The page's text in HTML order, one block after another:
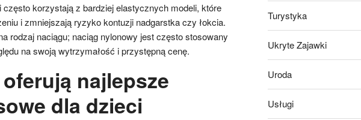
często korzystają z bardziej elastycznych modeli, które
i zmniejszają ryzyko kontuzji nadgarstka czy łokcia.
rodzaj naciągu; naciąg nylonowy jest często stosowany
na swoją wytrzymałość i przystępną cenę.
najlepsze
dla dzieci
Turystyka
Ukryte Zajawki
Uroda
Usługi